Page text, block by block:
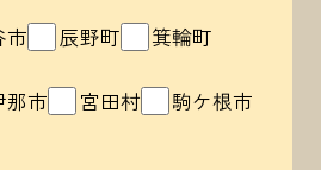
市 辰野町 箕輪町
那市 宮田村 駒ケ根市